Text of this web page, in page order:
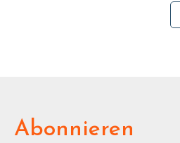
Abonnieren